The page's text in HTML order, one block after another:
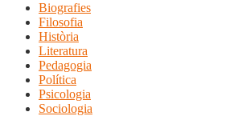
Biografies
Filosofia
Història
Literatura
Pedagogia
Política
Psicologia
Sociologia